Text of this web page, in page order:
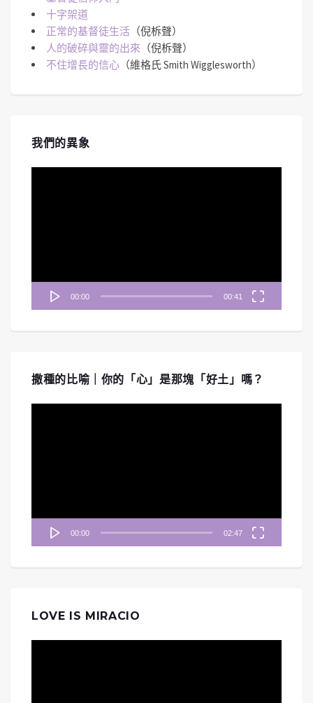
十字架道
正常的基督徒生活 （倪柝聲）
人的破碎與靈的出來 （倪柝聲）
不住增長的信心 （維格氏 Smith Wigglesworth）
我們的異象
00:00 00:41
撒種的比喻｜你的「心」是那塊「好土」嗎？
00:00 02:47
LOVE IS MIRACIO